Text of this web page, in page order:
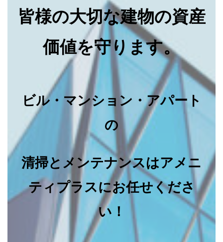
皆様の大切な建物の資産
価値を守ります。
ビル・マンション・アパート
の
清掃とメンテナンスはアメニ
ティプラスにお任せくださ
い！